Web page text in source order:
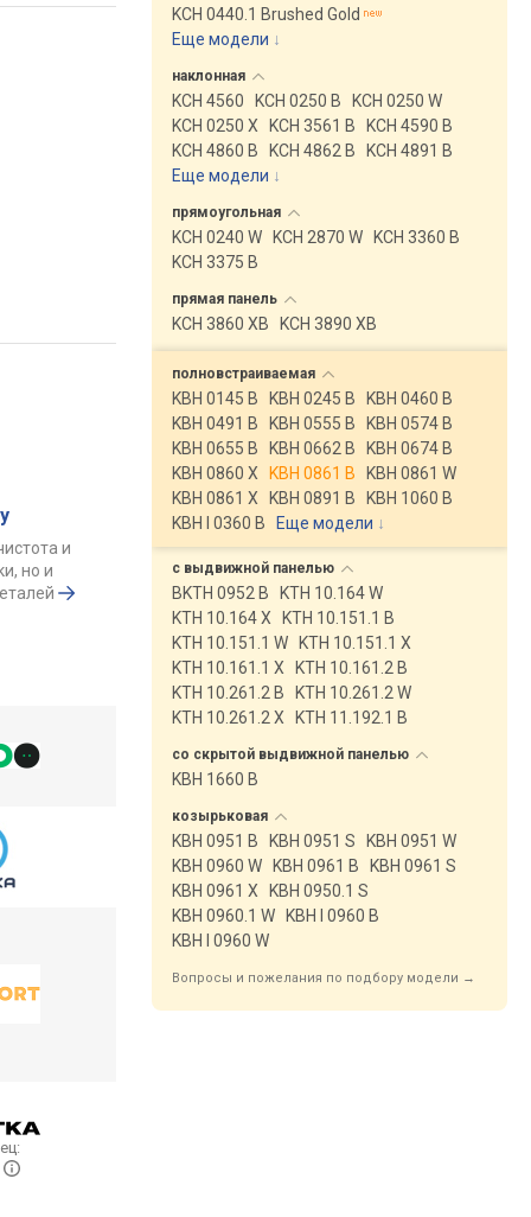
и
но и
KCH 0440.1 Brushed Gold
Еще модели ↓
наклонная
KCH 4560 KCH 0250 B
KCH 0250 W
KCH 0250 X
KCH 3561 B
KCH 4590 B
KCH 4860 B
KCH 4862 B
KCH 4891 B
Еще модели ↓
прямоугольная
KCH 0240 W KCH 2870 W
KCH 3360 B
KCH 3375 B
прямая панель
KCH 3860 XB KCH 3890 XB
полновстраиваемая
KBH 0145 B KBH 0245 B
KBH 0460 B
KBH 0491 B
KBH 0555 B
KBH 0574 B
KBH 0655 B
KBH 0662 B
KBH 0674 B
KBH 0860 X
KBH 0861 B
KBH 0861 W
KBH 0861 X
KBH 0891 B
KBH 1060 B
KBH I 0360 B
Еще модели ↓
с выдвижной панелью
BKTH 0952 B
KTH 10.164 W
KTH 10.164 X
KTH 10.151.1 B
KTH 10.151.1 W
KTH 10.151.1 X
KTH 10.161.1 X
KTH 10.161.2 B
KTH 10.261.2 B
KTH 10.261.2 W
KTH 10.261.2 X
KTH 11.192.1 B
со скрытой выдвижной панелью
KBH 1660 B
козырьковая
KBH 0951 B KBH 0951 S
KBH 0951 W
KBH 0960 W
KBH 0961 B
KBH 0961 S
KBH 0961 X
KBH 0950.1 S
KBH 0960.1 W
KBH I 0960 B
KBH I 0960 W
Вопросы и пожелания по подбору модели →